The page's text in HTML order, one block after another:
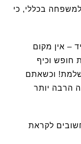
בכללי, כי
– אין מקום
חופש וכיף
וכשאתם
הרבה יותר
לקראת